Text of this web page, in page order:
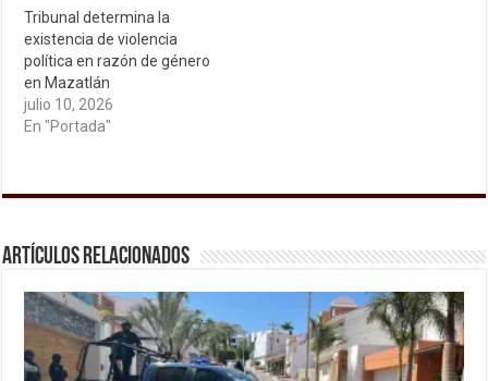
Tribunal determina la
existencia de violencia
política en razón de género
en Mazatlán
julio 10, 2026
En "Portada"
Artículos relacionados